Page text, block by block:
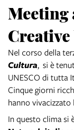
Meeting
Nel corso della
Cultura, si è
UNESCO di tutta
Cinque giorni
hanno
In questo clima si